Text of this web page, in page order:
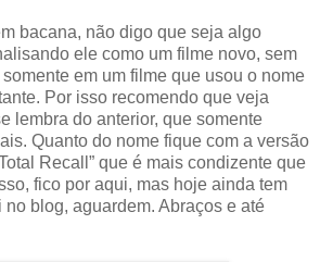
bacana, não digo que seja algo
ele como um filme novo, sem
em um filme que usou o nome
Por isso recomendo que veja
lembra do anterior, que somente
Quanto do nome fique com a versão
Recall” que é mais condizente que
fico por aqui, mas hoje ainda tem
blog, aguardem. Abraços e até